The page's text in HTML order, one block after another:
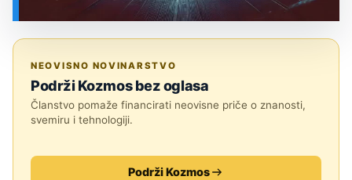
NEOVISNO NOVINARSTVO
Podrži Kozmos bez oglasa
Članstvo pomaže financirati neovisne priče o znanosti,
svemiru i tehnologiji.
Podrži Kozmos